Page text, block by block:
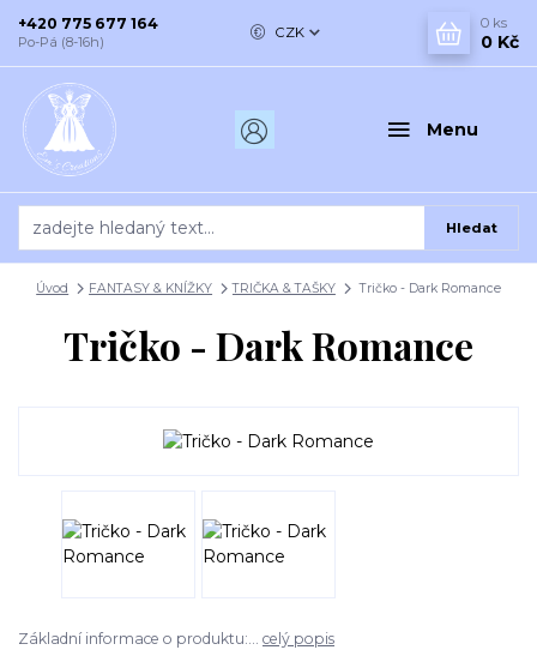
Menu
CZK
Hledat
+420 775 677 164
Po-Pá (8-16h)
0 ks
0 Kč
Úvod FANTASY & KNÍŽKY TRIČKA & TAŠKY Tričko - Dark Romance
Tričko - Dark Romance
Základní informace o produktu:... celý popis